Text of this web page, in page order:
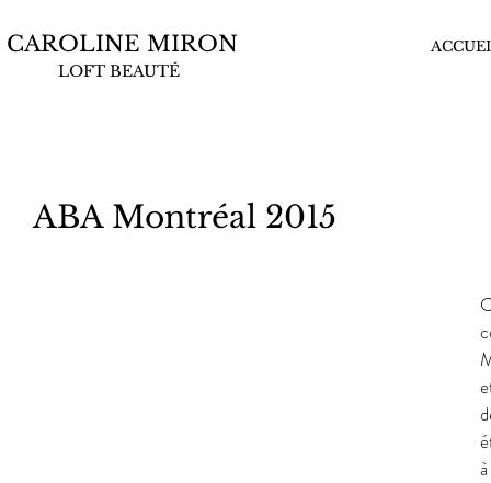
CAROLINE MIRON
LOFT BEAUTÉ
ABA Montréal 2015